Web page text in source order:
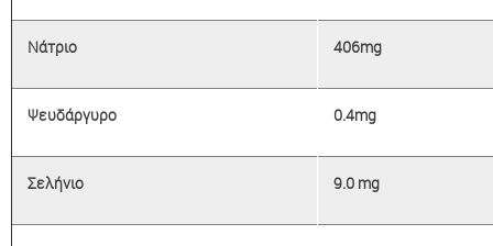
Νάτριο 406mg
Ψευδάργυρο 0.4mg
Σελήνιο 9.0 mg